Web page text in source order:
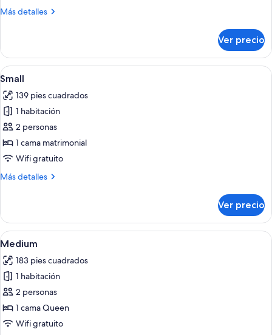
Más detalles
Más
Ver precio
Abrir
todas
las
fotos
de
Small
Habitación de hotel con una cama
12
Small
139 pies cuadrados
1 habitación
2 personas
1 cama matrimonial
Wifi gratuito
Más detalles
Más
Ver precio
Abrir
todas
las
fotos
de
Medium
Una habitación de hotel con cama,
10
Medium
183 pies cuadrados
1 habitación
2 personas
1 cama Queen
Wifi gratuito